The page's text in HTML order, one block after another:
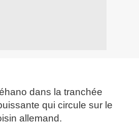
dans la tranchée
qui circule sur le
allemand.